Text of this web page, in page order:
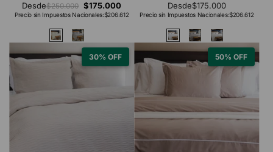
Desde$250.000 $175.000
Precio sin Impuestos Nacionales:$206.612
Desde$175.000
Precio sin Impuestos Nacionales:$206.612
30% OFF 50% OFF